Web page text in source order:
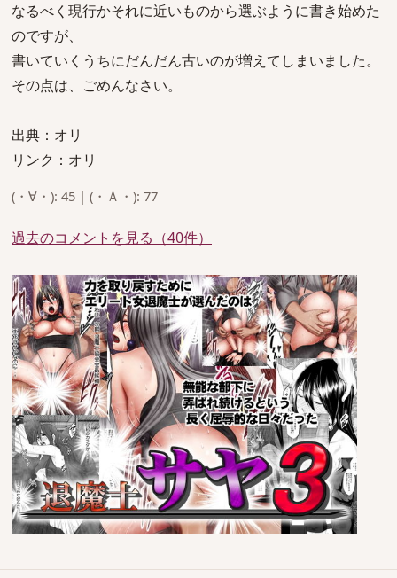
なるべく現行かそれに近いものから選ぶように書き始めた
のですが、
書いていくうちにだんだん古いのが増えてしまいました。
その点は、ごめんなさい。
出典：オリ
リンク：オリ
(・∀・): 45 | (・Ａ・): 77
過去のコメントを見る（40件）